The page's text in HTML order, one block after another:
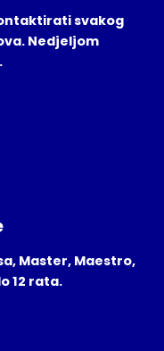
svakog
Nedjeljom
Master, Maestro,
12 rata.